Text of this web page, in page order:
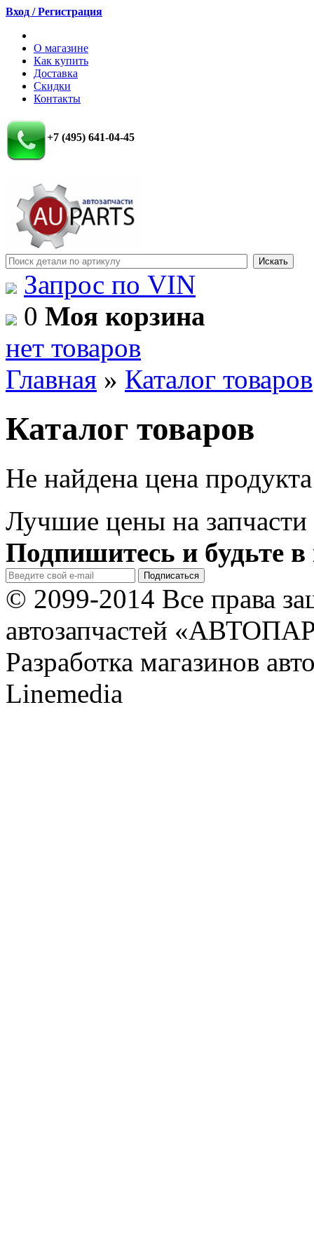
Вход / Регистрация
О магазине
Как купить
Доставка
Скидки
Контакты
+7 (495) 641-04-45
Запрос по VIN
0 Моя корзина
нет товаров
Главная » Каталог товаров
Каталог товаров
Не найдена цена продукта
Лучшие цены на запчасти
Подпишитесь и будьте в
© 2099-2014 Все права
автозапчастей
Разработка магазинов
Linemedia